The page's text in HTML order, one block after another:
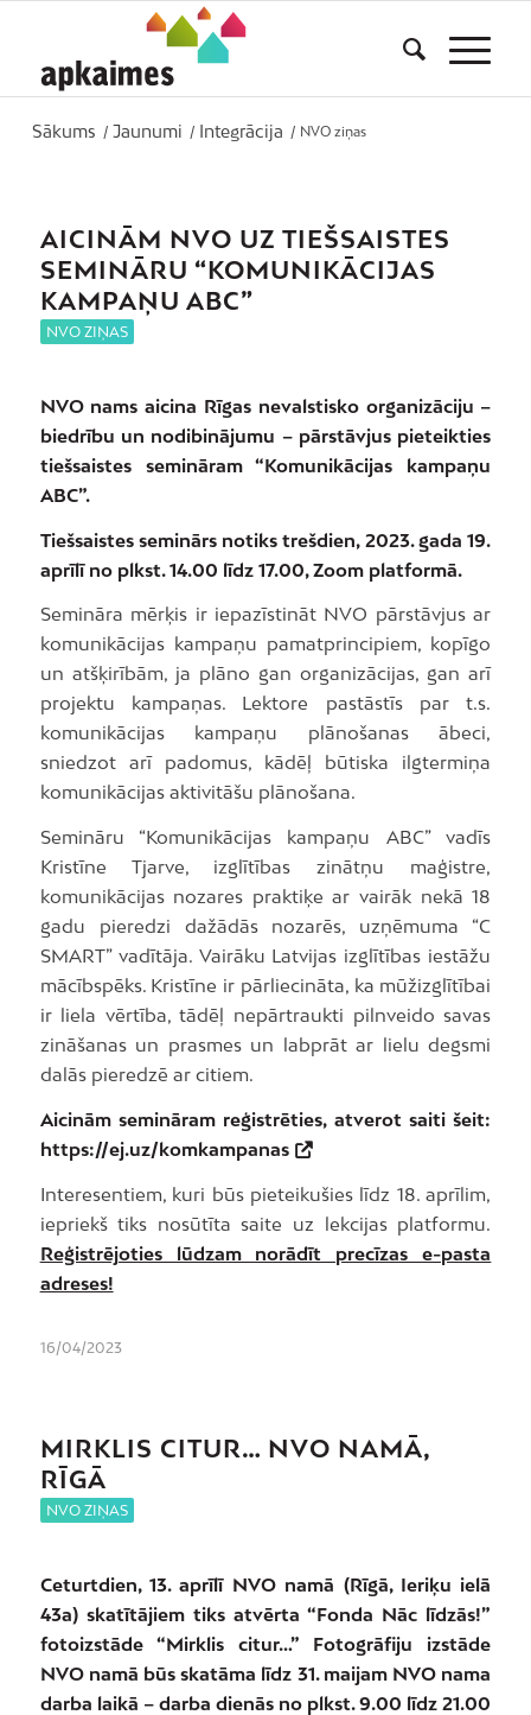
Sākums / Jaunumi / Integrācija / NVO ziņas
AICINĀM NVO UZ TIEŠSAISTES
SEMINĀRU “KOMUNIKĀCIJAS
KAMPAŅU ABC”
NVO ZIŅAS
NVO nams aicina Rīgas nevalstisko organizāciju –
biedrību un nodibinājumu – pārstāvjus pieteikties
tiešsaistes semināram “Komunikācijas kampaņu
ABC”.
Tiešsaistes seminārs notiks trešdien, 2023. gada 19.
aprīlī no plkst. 14.00 līdz 17.00, Zoom platformā.
Semināra mērķis ir iepazīstināt NVO pārstāvjus ar
komunikācijas kampaņu pamatprincipiem, kopīgo
un atšķirībām, ja plāno gan organizācijas, gan arī
projektu kampaņas. Lektore pastāstīs par t.s.
komunikācijas kampaņu plānošanas ābeci,
sniedzot arī padomus, kādēļ būtiska ilgtermiņa
komunikācijas aktivitāšu plānošana.
Semināru “Komunikācijas kampaņu ABC” vadīs
Kristīne Tjarve, izglītības zinātņu maģistre,
komunikācijas nozares praktiķe ar vairāk nekā 18
gadu pieredzi dažādās nozarēs, uzņēmuma “C
SMART” vadītāja. Vairāku Latvijas izglītības iestāžu
mācībspēks. Kristīne ir pārliecināta, ka mūžizglītībai
ir liela vērtība, tādēļ nepārtraukti pilnveido savas
zināšanas un prasmes un labprāt ar lielu degsmi
dalās pieredzē ar citiem.
Aicinām semināram reģistrēties, atverot saiti šeit:
https://ej.uz/komkampanas
Interesentiem, kuri būs pieteikušies līdz 18. aprīlim,
iepriekš tiks nosūtīta saite uz lekcijas platformu.
Reģistrējoties lūdzam norādīt precīzas e-pasta
adreses!
16/04/2023
MIRKLIS CITUR… NVO NAMĀ,
RĪGĀ
NVO ZIŅAS
Ceturtdien, 13. aprīlī NVO namā (Rīgā, Ieriķu ielā
43a) skatītājiem tiks atvērta “Fonda Nāc līdzās!”
fotoizstāde “Mirklis citur…” Fotogrāfiju izstāde
NVO namā būs skatāma līdz 31. maijam NVO nama
darba laikā – darba dienās no plkst. 9.00 līdz 21.00